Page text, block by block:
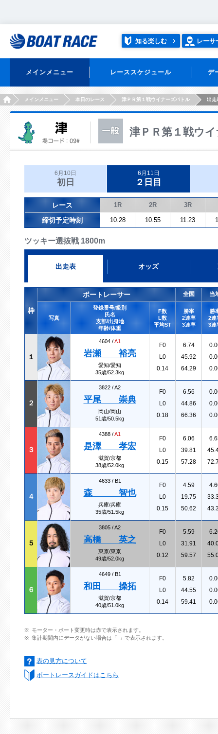
知る楽しむ レーサ
メインメニュー レーススケジュール デ
HOMEメインメニュー 本日のレース 津ＰＲ第１戦ウイナーズバトル 出走
津ＰＲ第１戦ウ
6月10日
初日
6月11日
２日目
レース 1R 2R 3R
締切予定時刻 10:28 10:55 11:23
ツッキー選抜戦 1800m
出走表 オッズ
枠
ボートレーサー 全国 当
写真
登録番号/級別
氏名
支部/出身地
年齢/体重
F数
L数
平均ST
勝率
2連率
3連率
勝
2連
3連
１
4604 /A1
岩瀬 裕亮
愛知/愛知
35歳/52.3kg
F0
L0
0.14
6.74
45.92
64.29
２
3822 /A2
平尾 崇典
岡山/岡山
51歳/50.5kg
F0
L0
0.18
6.56
44.86
66.36
３
4388 /A1
是澤 孝宏
滋賀/京都
38歳/52.0kg
F0
L0
0.15
6.06
39.81
57.28
４
4633 / B1
森 智也
兵庫/兵庫
35歳/51.5kg
F0
L0
0.15
4.59
19.75
50.62
５
3805 /A2
高橋 英之
東京/東京
49歳/52.0kg
F0
L0
0.12
5.59
31.91
59.57
６
4649 / B1
和田 操拓
滋賀/京都
40歳/51.0kg
F0
L0
0.14
5.82
44.55
59.41
モーター・ボート変更時は赤で表示されます。
集計期間内にデータがない場合は「-」で表示されます。
表の見方について
ボートレースガイドはこちら